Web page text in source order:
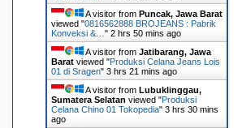
A visitor from Puncak, Jawa Barat
viewed "0816562888 BROJEANS : Pabrik
Konveksi &… " 2 hrs 50 mins ago
A visitor from Jatibarang, Jawa
Baratviewed "Produksi Celana Jeans Lois
01 di Sragen" 3 hrs 21 mins ago
A visitor from Lubuklinggau,
Sumatera Selatan viewed "Produksi
Celana Chino 01 Tokopedia" 3 hrs 30 mins
ago